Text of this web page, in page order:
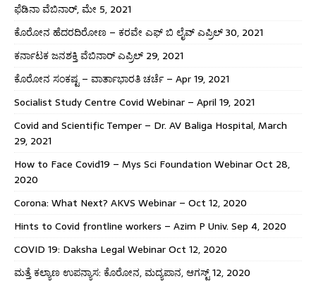
ಫೆಡಿನಾ ವೆಬಿನಾರ್, ಮೇ 5, 2021
ಕೊರೋನ ಹೆದರದಿರೋಣ – ಕರವೇ ಎಫ್ ಬಿ ಲೈವ್ ಎಪ್ರಿಲ್ 30, 2021
ಕರ್ನಾಟಕ ಜನಶಕ್ತಿ ವೆಬಿನಾರ್ ಎಪ್ರಿಲ್ 29, 2021
ಕೊರೋನ ಸಂಕಷ್ಟ – ವಾರ್ತಾಭಾರತಿ ಚರ್ಚೆ – Apr 19, 2021
Socialist Study Centre Covid Webinar – April 19, 2021
Covid and Scientific Temper – Dr. AV Baliga Hospital, March
29, 2021
How to Face Covid19 – Mys Sci Foundation Webinar Oct 28,
2020
Corona: What Next? AKVS Webinar – Oct 12, 2020
Hints to Covid frontline workers – Azim P Univ. Sep 4, 2020
COVID 19: Daksha Legal Webinar Oct 12, 2020
ಮತ್ತೆ ಕಲ್ಯಾಣ ಉಪನ್ಯಾಸ: ಕೊರೋನ, ಮದ್ಯಪಾನ, ಆಗಸ್ಟ್ 12, 2020